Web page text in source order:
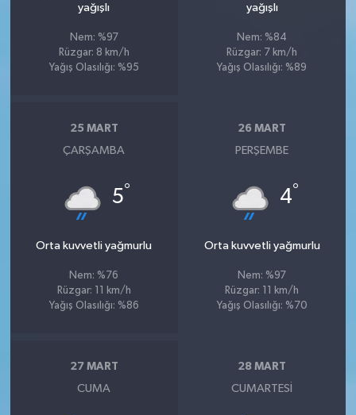
yağışlı
Nem: %97
Rüzgar: 8 km/h
Yağış Olasılığı: %95
yağışlı
Nem: %84
Rüzgar: 7 km/h
Yağış Olasılığı: %89
25 MART
ÇARŞAMBA
5°
Orta kuvvetli yağmurlu
Nem: %76
Rüzgar: 11 km/h
Yağış Olasılığı: %86
26 MART
PERŞEMBE
4°
Orta kuvvetli yağmurlu
Nem: %97
Rüzgar: 11 km/h
Yağış Olasılığı: %70
27 MART
CUMA
28 MART
CUMARTESI